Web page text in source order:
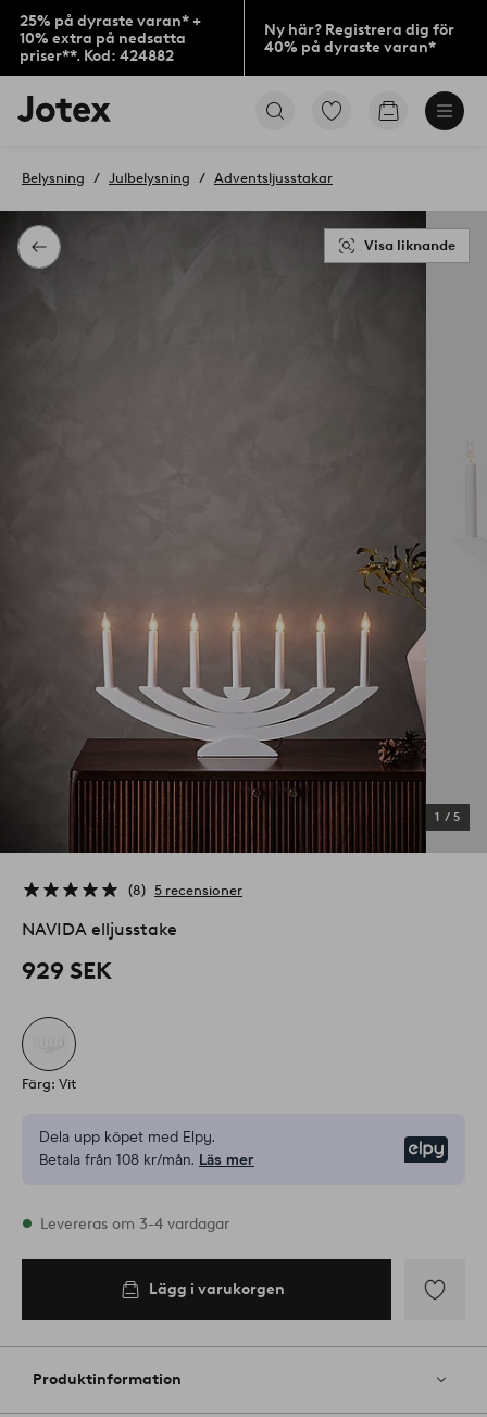
25% på dyraste varan* +
10% extra på nedsatta
priser**. Kod: 424882
Ny här? Registrera dig för
40% på dyraste varan*
Jotex
logotyp
till
Gå
produkter
Gå
Tillbaka
Belysning Julbelysning Adventsljusstakar
1 / 5
Visa liknande
8 5 recensioner
NAVIDA elljusstake
929 SEK
Färg: Vit
Dela upp köpet med Elpy.
Betala från 108 kr/mån. Läs mer
I lager
Levereras om 3-4 vardagar
Lägg i varukorgen
till
favoriter
Produktinformation